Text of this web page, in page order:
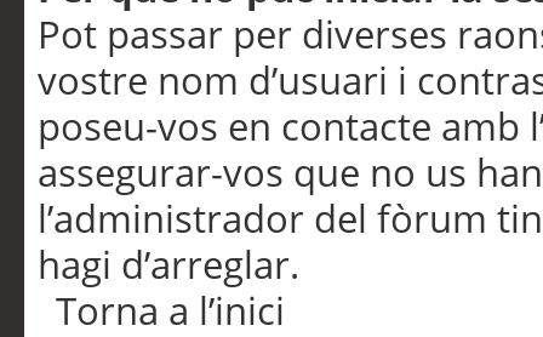
Pot passar per diverses
vostre nom d’usuari i
poseu-vos en contacte
assegurar-vos que no us
l’administrador del fòrum
hagi d’arreglar.
Torna a l’inici